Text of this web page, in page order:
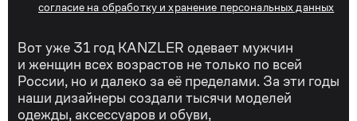
согласие на обработку и хранение персональных данных
Вот уже 31 год KANZLER одевает мужчин
и женщин всех возрастов не только по всей
России, но и далеко за её пределами. За эти годы
наши дизайнеры создали тысячи моделей
одежды, аксессуаров и обуви,